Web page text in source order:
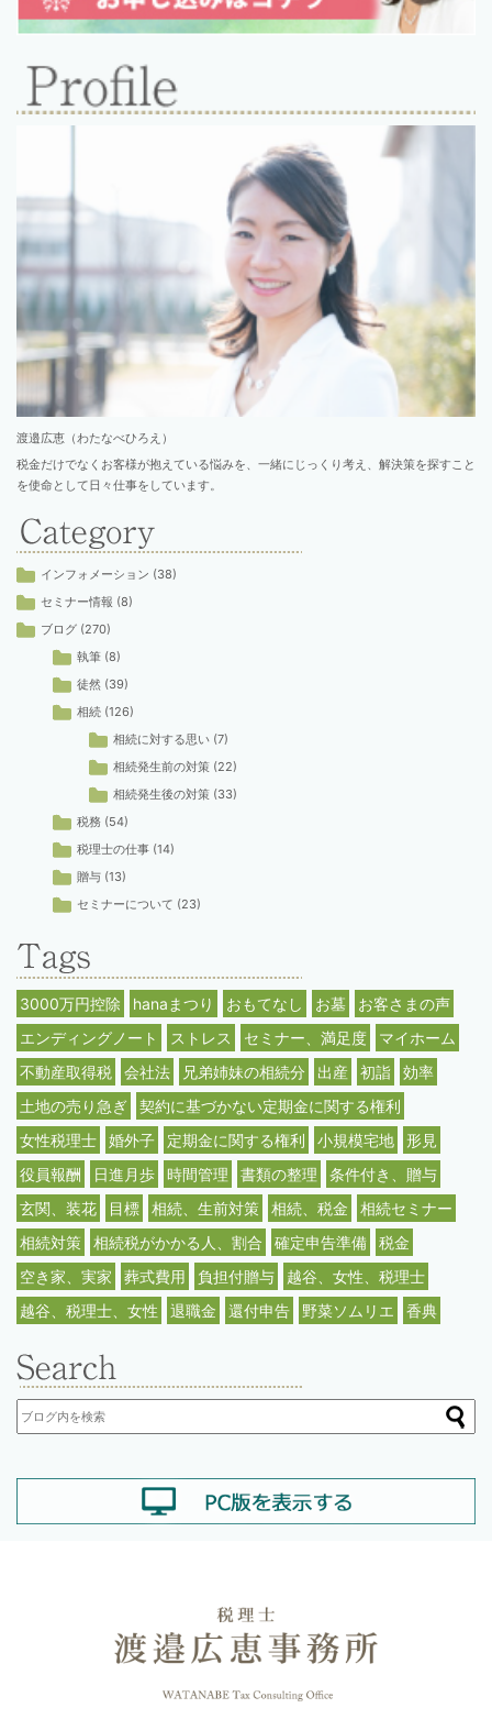
渡邉広恵（わたなべひろえ）
税金だけでなくお客様が抱えている悩みを、一緒にじっくり考え、解決策を探すこと
を使命として日々仕事をしています。
インフォメーション (38)
セミナー情報 (8)
ブログ (270)
執筆 (8)
徒然 (39)
相続 (126)
相続に対する思い (7)
相続発生前の対策 (22)
相続発生後の対策 (33)
税務 (54)
税理士の仕事 (14)
贈与 (13)
セミナーについて (23)
3000万円控除 hanaまつり おもてなし お墓
お客さまの声
エンディングノート
ストレス セミナー、満足度
マイホーム
不動産取得税
会社法 兄弟姉妹の相続分 出産 初詣
効率
土地の売り急ぎ
契約に基づかない定期金に関する権利
女性税理士
婚外子 定期金に関する権利 小規模宅地
形見
役員報酬
日進月歩 時間管理 書類の整理
条件付き、贈与
玄関、装花
目標 相続、生前対策 相続、税金
相続セミナー
相続対策
相続税がかかる人、割合 確定申告準備
税金
空き家、実家
葬式費用 負担付贈与
越谷、女性、税理士
越谷、税理士、女性
退職金 還付申告 野菜ソムリエ 香典